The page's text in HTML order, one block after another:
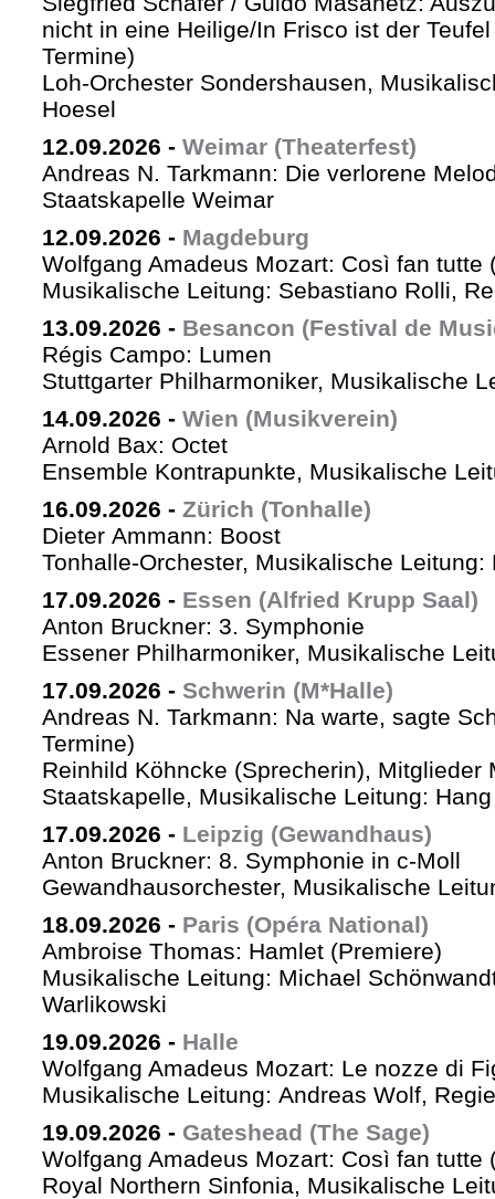
nicht in eine Heilige/In Frisco ist der
Termine)
Loh-Orchester Sondershausen,
Hoesel
12.09.2026 - Weimar (Theaterfest)
Andreas N. Tarkmann: Die verlorene
Staatskapelle Weimar
12.09.2026 - Magdeburg
Wolfgang Amadeus Mozart: Così fan tutte
Musikalische Leitung: Sebastiano Rolli,
13.09.2026 - Besancon (Festival de
Régis Campo: Lumen
Stuttgarter Philharmoniker, Musikalische
14.09.2026 - Wien (Musikverein)
Arnold Bax: Octet
Ensemble Kontrapunkte, Musikalische
16.09.2026 - Zürich (Tonhalle)
Dieter Ammann: Boost
Tonhalle-Orchester, Musikalische Leitung:
17.09.2026 - Essen (Alfried Krupp Saal)
Anton Bruckner: 3. Symphonie
Essener Philharmoniker, Musikalische
17.09.2026 - Schwerin (M*Halle)
Andreas N. Tarkmann: Na warte, sagte
Termine)
Reinhild Köhncke (Sprecherin), Mitglieder
Staatskapelle, Musikalische Leitung:
17.09.2026 - Leipzig (Gewandhaus)
Anton Bruckner: 8. Symphonie in c-Moll
Gewandhausorchester, Musikalische
18.09.2026 - Paris (Opéra National)
Ambroise Thomas: Hamlet (Premiere)
Musikalische Leitung: Michael
Warlikowski
19.09.2026 - Halle
Wolfgang Amadeus Mozart: Le nozze di
Musikalische Leitung: Andreas Wolf,
19.09.2026 - Gateshead (The Sage)
Wolfgang Amadeus Mozart: Così fan tutte
Royal Northern Sinfonia, Musikalische